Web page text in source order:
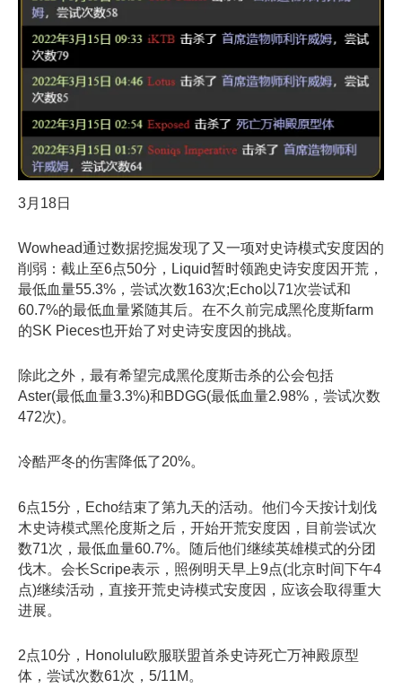
3月18日
Wowhead通过数据挖掘发现了又一项对史诗模式安度因的
削弱：截止至6点50分，Liquid暂时领跑史诗安度因开荒，
最低血量55.3%，尝试次数163次;Echo以71次尝试和
60.7%的最低血量紧随其后。在不久前完成黑伦度斯farm
的SK Pieces也开始了对史诗安度因的挑战。
除此之外，最有希望完成黑伦度斯击杀的公会包括
Aster(最低血量3.3%)和BDGG(最低血量2.98%，尝试次数
472次)。
冷酷严冬的伤害降低了20%。
6点15分，Echo结束了第九天的活动。他们今天按计划伐
木史诗模式黑伦度斯之后，开始开荒安度因，目前尝试次
数71次，最低血量60.7%。随后他们继续英雄模式的分团
伐木。会长Scripe表示，照例明天早上9点(北京时间下午4
点)继续活动，直接开荒史诗模式安度因，应该会取得重大
进展。
2点10分，Honolulu欧服联盟首杀史诗死亡万神殿原型
体，尝试次数61次，5/11M。